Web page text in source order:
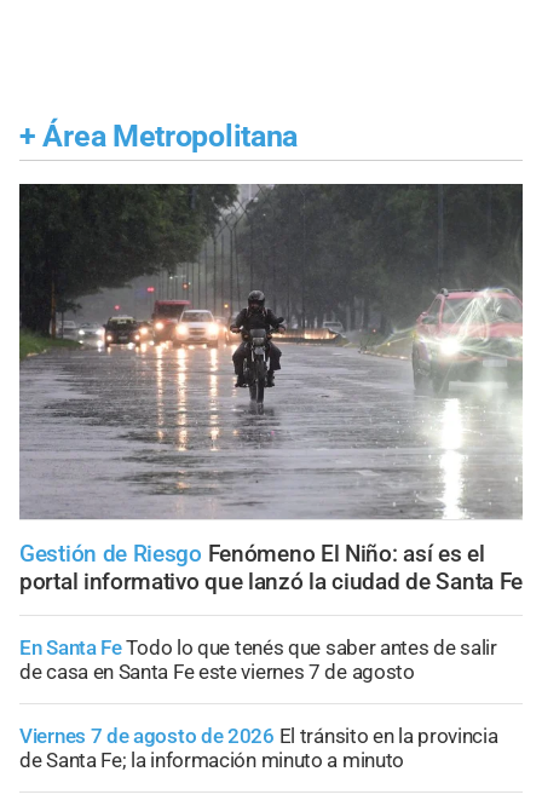
+ Área Metropolitana
Gestión de Riesgo Fenómeno El Niño: así es el
portal informativo que lanzó la ciudad de Santa Fe
En Santa FeTodo lo que tenés que saber antes de salir
de casa en Santa Fe este viernes 7 de agosto
Viernes 7 de agosto de 2026 El tránsito en la provincia
de Santa Fe; la información minuto a minuto